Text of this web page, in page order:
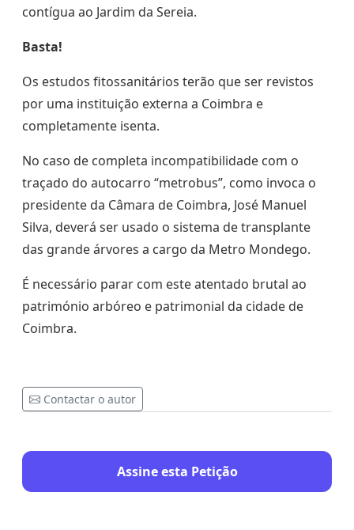
contígua ao Jardim da Sereia.
Basta!
Os estudos fitossanitários terão que ser revistos
por uma instituição externa a Coimbra e
completamente isenta.
No caso de completa incompatibilidade com o
traçado do autocarro “metrobus”, como invoca o
presidente da Câmara de Coimbra, José Manuel
Silva, deverá ser usado o sistema de transplante
das grande árvores a cargo da Metro Mondego.
É necessário parar com este atentado brutal ao
património arbóreo e patrimonial da cidade de
Coimbra.
Contactar o autor
Assine esta Petição